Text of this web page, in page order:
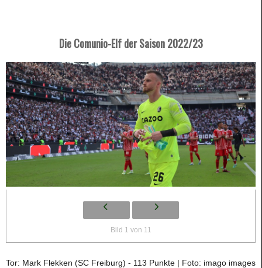
Die Comunio-Elf der Saison 2022/23
Bild 1 von 11
Tor: Mark Flekken (SC Freiburg) - 113 Punkte | Foto: imago images